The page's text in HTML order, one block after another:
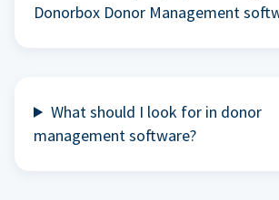
Donorbox Donor Management
What should I look for in donor
management software?